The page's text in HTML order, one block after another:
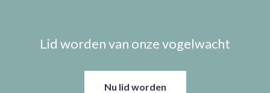
Lid worden van onze vogelwacht
Nu lid worden